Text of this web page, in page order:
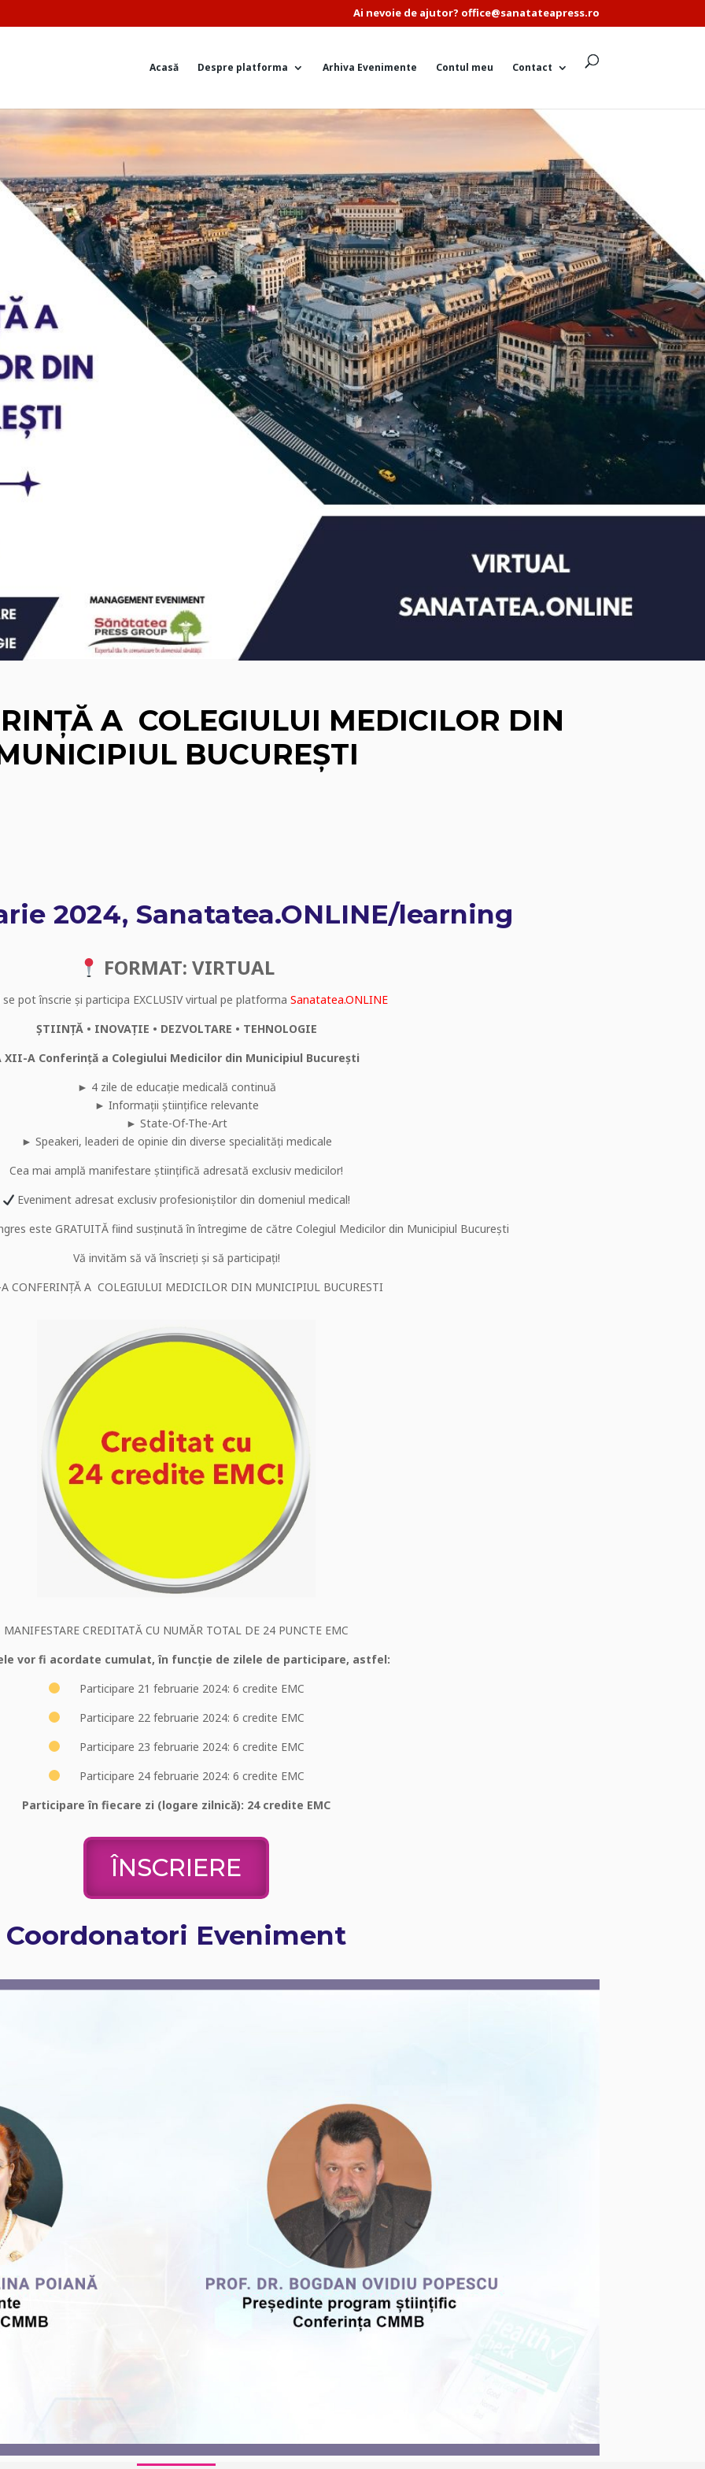
Ai nevoie de ajutor? office@sanatateapress.ro
Acasă Despre platforma Arhiva Evenimente Contul meu Contact
A COLEGIULUI MEDICILOR DIN
BUCUREȘTI
2024, Sanatatea.ONLINE/learning
FORMAT: VIRTUAL
se pot înscrie și participa EXCLUSIV virtual pe platforma Sanatatea.ONLINE
ȘTIINȚĂ • INOVAȚIE • DEZVOLTARE • TEHNOLOGIE
XII-A Conferință a Colegiului Medicilor din Municipiul București
► 4 zile de educație medicală continuă
► Informații științifice relevante
► State-Of-The-Art
► Speakeri, leaderi de opinie din diverse specialități medicale
Cea mai amplă manifestare științifică adresată exclusiv medicilor!
Eveniment adresat exclusiv profesioniștilor din domeniul medical!
este GRATUITĂ fiind susținută în întregime de către Colegiul Medicilor din Municipiul București
Vă invităm să vă înscrieți și să participați!
CONFERINȚĂ A COLEGIULUI MEDICILOR DIN MUNICIPIUL BUCURESTI
MANIFESTARE CREDITATĂ CU NUMĂR TOTAL DE 24 PUNCTE EMC
vor fi acordate cumulat, în funcție de zilele de participare, astfel:
Participare 21 februarie 2024: 6 credite EMC
Participare 22 februarie 2024: 6 credite EMC
Participare 23 februarie 2024: 6 credite EMC
Participare 24 februarie 2024: 6 credite EMC
Participare în fiecare zi (logare zilnică): 24 credite EMC
ÎNSCRIERE
Coordonatori Eveniment